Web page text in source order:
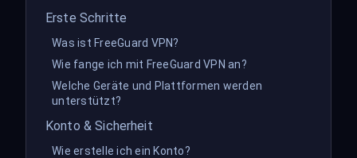
Erste Schritte
Was ist FreeGuard VPN?
Wie fange ich mit FreeGuard VPN an?
Welche Geräte und Plattformen werden
unterstützt?
Konto & Sicherheit
Wie erstelle ich ein Konto?